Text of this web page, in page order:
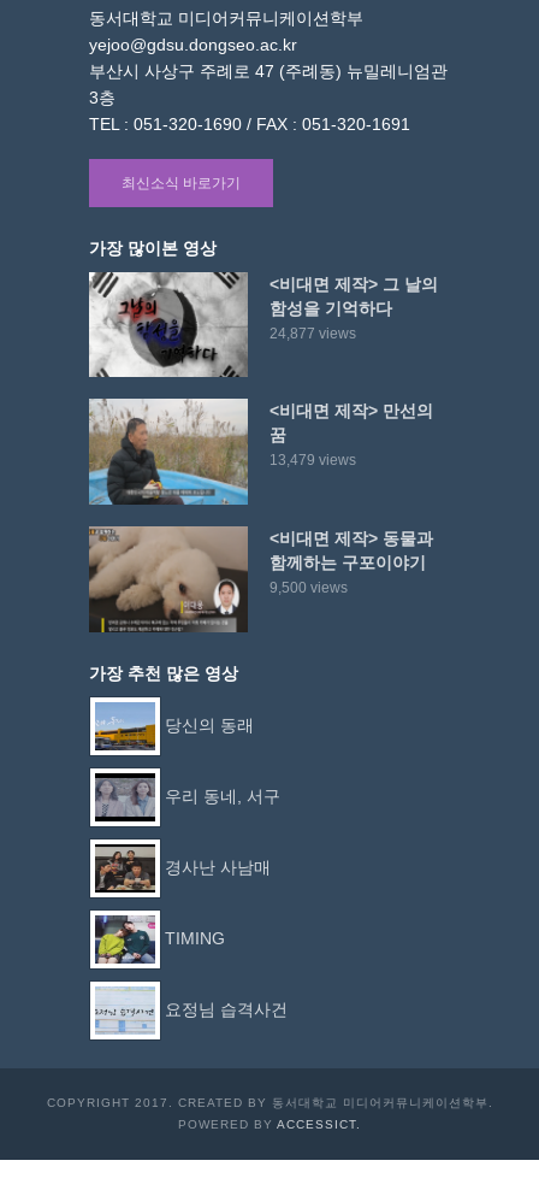
동서대학교 미디어커뮤니케이션학부
yejoo@gdsu.dongseo.ac.kr
부산시 사상구 주례로 47 (주례동) 뉴밀레니엄관
3층
TEL : 051-320-1690 / FAX : 051-320-1691
최신소식 바로가기
가장 많이본 영상
<비대면 제작> 그 날의
함성을 기억하다
24,877 views
<비대면 제작> 만선의
꿈
13,479 views
<비대면 제작> 동물과
함께하는 구포이야기
9,500 views
가장 추천 많은 영상
당신의 동래
우리 동네, 서구
경사난 사남매
TIMING
요정님 습격사건
COPYRIGHT 2017. CREATED BY 동서대학교 미디어커뮤니케이션학부.
POWERED BY ACCESSICT.